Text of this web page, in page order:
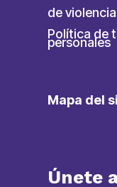
de
Política de
personales
Mapa del
Únete